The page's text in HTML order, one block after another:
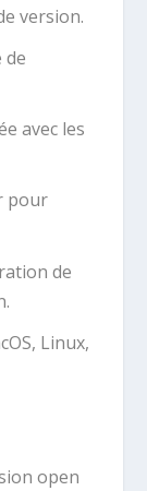
version.
de
avec les
pour
de
Linux,
open